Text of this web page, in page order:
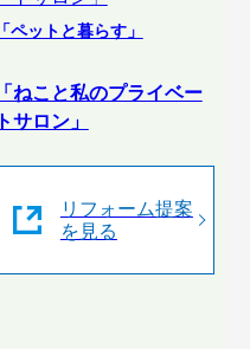
「ペットと暮らす」
「ねこと私のプライベー
トサロン」
リフォーム提案
を見る